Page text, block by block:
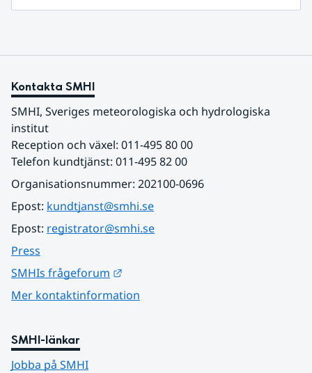
Kontakta SMHI
SMHI, Sveriges meteorologiska och hydrologiska
institut
Reception och växel: 011-495 80 00
Telefon kundtjänst: 011-495 82 00
Organisationsnummer: 202100-0696
Epost: kundtjanst@smhi.se
Epost: registrator@smhi.se
Press
SMHIs frågeforum
Mer kontaktinformation
SMHI-länkar
Jobba på SMHI